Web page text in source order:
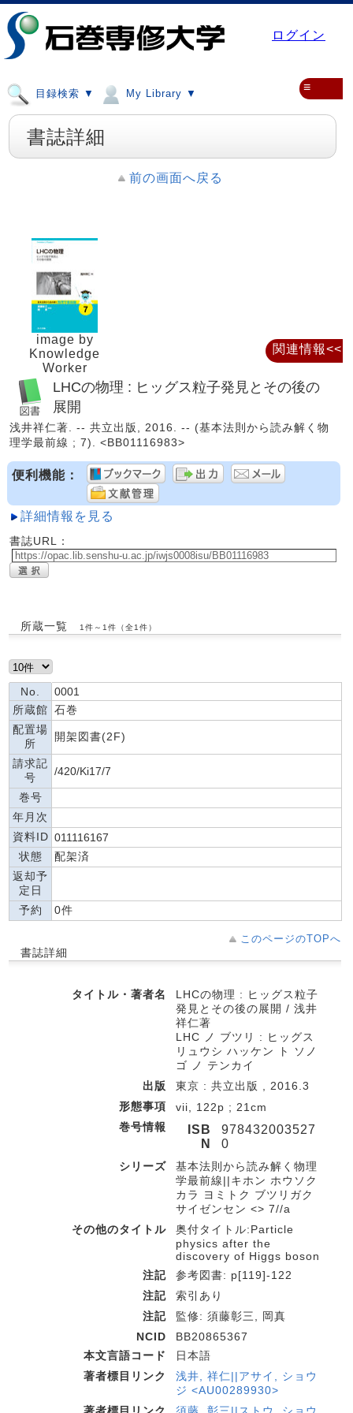
ログイン
目録検索 ▼ My Library ▼ ≡
書誌詳細
前の画面へ戻る
image by
Knowledge
Worker
LHCの物理 : ヒッグス粒子発見とその後の
展開
浅井祥仁著. -- 共立出版, 2016. -- (基本法則から読み解く物
理学最前線 ; 7). <BB01116983>
便利機能：
詳細情報を見る
書誌URL：
所蔵一覧 1件～1件（全1件）
No.
0001
所蔵館 石巻
配置場
所
開架図書(2F)
請求記
号
/420/Ki17/7
巻号
年月次
資料ID 011116167
状態
配架済
返却予
定日
予約
0件
このページのTOPへ
書誌詳細
タイトル・著者名
LHCの物理 : ヒッグス粒子
発見とその後の展開 / 浅井
祥仁著
LHC ノ ブツリ : ヒッグス
リュウシ ハッケン ト ソノ
ゴ ノ テンカイ
出版
東京 : 共立出版 , 2016.3
形態事項
vii, 122p ; 21cm
巻号情報
ISB
N
978432003527
0
シリーズ
基本法則から読み解く物理
学最前線||キホン ホウソク
カラ ヨミトク ブツリガク
サイゼンセン <> 7//a
その他のタイトル
奥付タイトル:Particle
physics after the
discovery of Higgs boson
注記
参考図書: p[119]-122
注記
索引あり
注記
監修: 須藤彰三, 岡真
NCID
BB20865367
本文言語コード
日本語
著者標目リンク
浅井, 祥仁||アサイ, ショウ
ジ <AU00289930>
関連情報<<